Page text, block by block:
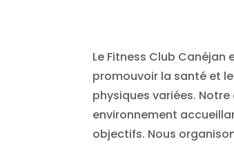
Le Fitness Club
promouvoir la santé et
physiques variées.
environnement
objectifs. Nous